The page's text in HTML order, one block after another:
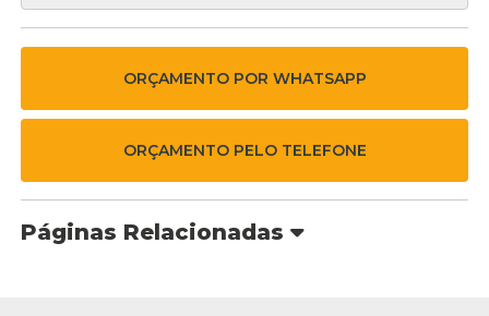
ORÇAMENTO POR WHATSAPP
ORÇAMENTO PELO TELEFONE
Páginas Relacionadas